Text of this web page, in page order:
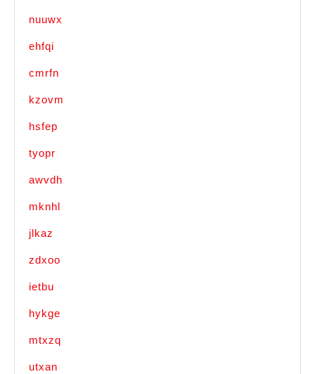
nuuwx
ehfqi
cmrfn
kzovm
hsfep
tyopr
awvdh
mknhl
jlkaz
zdxoo
ietbu
hykge
mtxzq
utxan